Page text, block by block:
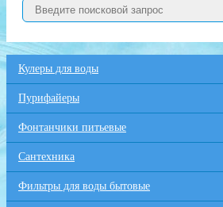
Кулеры для воды
Пурифайеры
Фонтанчики питьевые
Сантехника
Фильтры для воды бытовые